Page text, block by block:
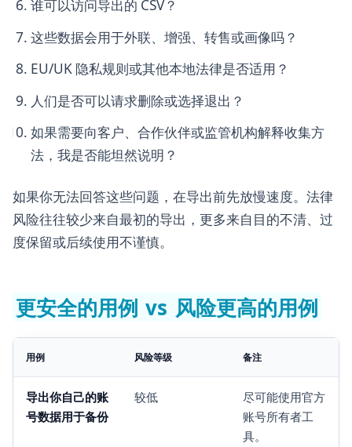
谁可以访问导出的 CSV？
这些数据会用于外联、增强、转售或画像吗？
EU/UK 隐私规则或其他本地法律是否适用？
人们是否可以请求删除或选择退出？
如果需要向客户、合作伙伴或监管机构解释收集方
法，我是否能坦然说明？
如果你无法回答这些问题，在导出前先放慢速度。法律
风险往往较少来自最初的导出，更多来自目的不清、过
度保留或后续使用不谨慎。
更安全的用例 vs 风险更高的用例
用例 风险等级 备注
导出你自己的账
号数据用于备份
较低
尽可能使用官方
账号所有者工
具。